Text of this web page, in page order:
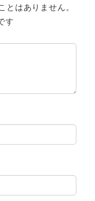
はありません。
す